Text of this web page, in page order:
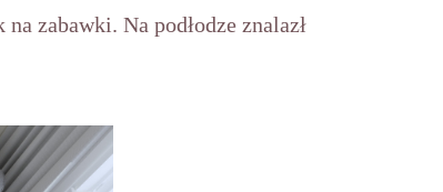
zabawki. Na podłodze znalazł